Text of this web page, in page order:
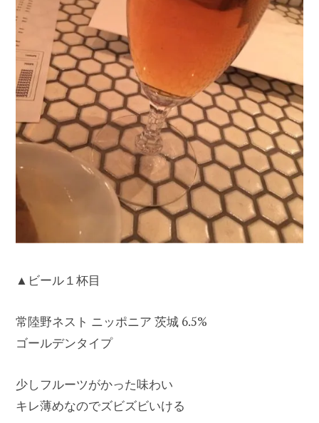
▲ビール１杯目
常陸野ネスト ニッポニア 茨城 6.5%
ゴールデンタイプ
少しフルーツがかった味わい
キレ薄めなのでズビズビいける